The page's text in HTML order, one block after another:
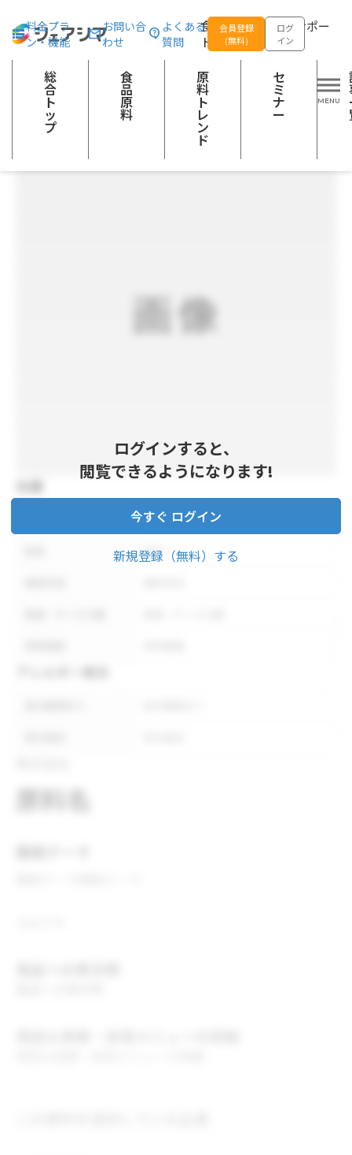
食品の企画開発をサポー
トする
料金プラ
ン・機能
お問い合
わせ
よくある
質問
会員登録
(無料)
ログ
イン
総
合
ト
ッ
プ
食
品
原
料
原
料
ト
レ
ン
ド
セ
ミ
ナ
ー
総合トップ 食品原料 有機ゆずパウダー
粉類 その他の農産加工品 飲料等
健康食品（飲料・食品）
ログインすると、
閲覧できるようになります!
今すぐ ログイン
新規登録（無料）する
内容量
形状